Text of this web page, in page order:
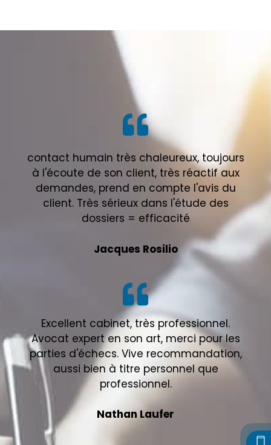
contact humain très chaleureux, toujours
à l'écoute de son client, très réactif aux
demandes, prend en compte l'avis du
client. Très sérieux dans l'étude des
dossiers = efficacité
Jacques Rosilio
Excellent cabinet, très professionnel.
Avocat expert en son art, merci pour les
parties d'échecs. Vive recommandation,
aussi bien à titre personnel que
professionnel.
Nathan Laufer